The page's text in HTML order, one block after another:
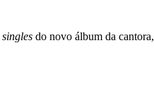
singles do novo álbum da cantora,